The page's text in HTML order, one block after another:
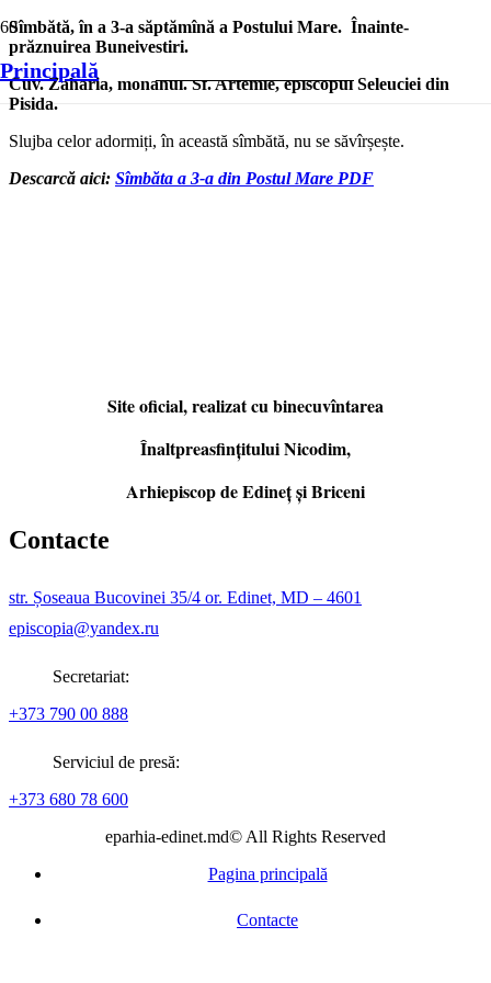
Principală
Sîmbătă, în a 3-a săptămînă a Postului Mare. Înainte-
prăznuirea Buneivestiri.
Cuv. Zaharia, monahul. Sf. Artemie, episcopul Seleuciei din
Pisida.
Slujba celor adormiți, în această sîmbătă, nu se săvîrșește.
Descarcă aici: Sîmbăta a 3-a din Postul Mare PDF
Site oficial, realizat cu binecuvîntarea
Înaltpreasfințitului Nicodim,
Arhiepiscop de Edineţ şi Briceni
Contacte
str. Șoseaua Bucovinei 35/4 or. Edinet, MD – 4601
episcopia@yandex.ru
Secretariat:
+373 790 00 888
Serviciul de presă:
+373 680 78 600
eparhia-edinet.md© All Rights Reserved
Pagina principală
Contacte